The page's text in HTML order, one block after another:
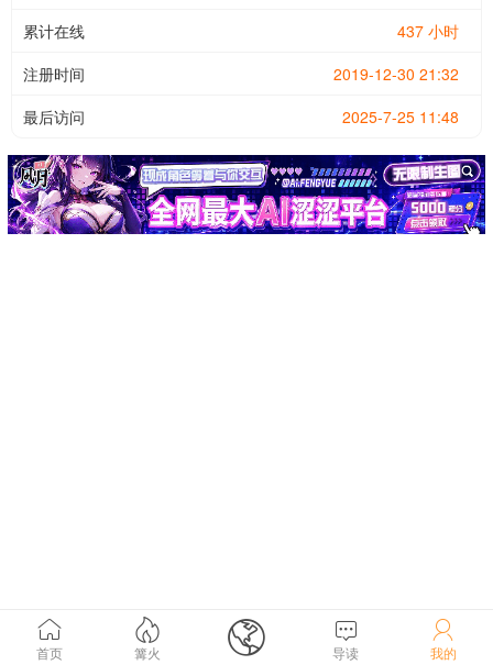
437 小时
累计在线
2019-12-30 21:32
注册时间
2025-7-25 11:48
最后访问

首页

篝火  
导读

我的